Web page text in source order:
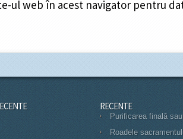
ul web în acest navigator pentru
RECENTE
Purificarea finală
Roadele